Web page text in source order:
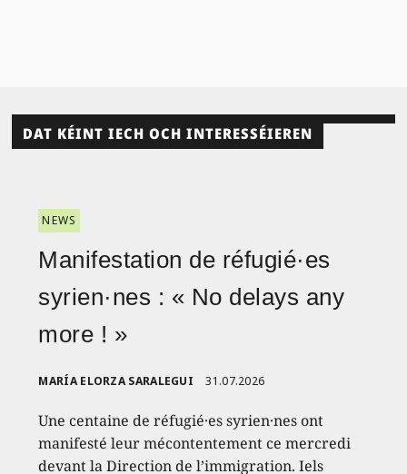
DAT KÉINT IECH OCH INTERESSÉIEREN
NEWS
Manifestation de réfugié·es
syrien·nes : « No delays any
more ! »
MARÍA ELORZA SARALEGUI 31.07.2026
Une centaine de réfugié·es syrien·nes ont
manifesté leur mécontentement ce mercredi
devant la Direction de l’immigration. Iels